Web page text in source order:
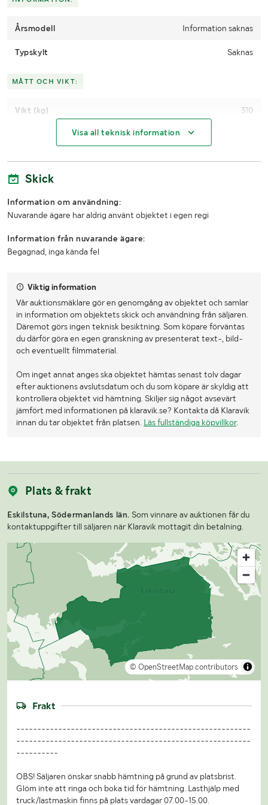
kg för företagskunder.
För prisförslag använd formuläret "Fraktförfrågan" som finns
--------------------------------------------------------
Årsmodell Information saknas
Typskylt Saknas
MÅTT OCH VIKT:
Vikt (kg) 310
Höjd
LASTHJÄLPSINFORMATION:
Lasthjälp med
Visa all teknisk information
Skick
Information om användning:
Nuvarande ägare har aldrig använt objektet i egen regi
Information från nuvarande ägare:
Begagnad, inga kända fel
Viktig information
Vår auktionsmäklare gör en genomgång av objektet och samlar
in information om objektets skick och användning från säljaren.
Däremot görs ingen teknisk besiktning. Som köpare förväntas
du därför göra en egen granskning av presenterat text-, bild-
och eventuellt filmmaterial.
Om inget annat anges ska objektet hämtas senast tolv dagar
efter auktionens avslutsdatum och du som köpare är skyldig att
kontrollera objektet vid hämtning. Skiljer sig något avsevärt
jämfört med informationen på klaravik.se? Kontakta då Klaravik
innan du tar objektet från platsen. Läs fullständiga köpvillkor.
Plats & frakt
Eskilstuna, Södermanlands län. Som vinnare av auktionen får du
kontaktuppgifter till säljaren när Klaravik mottagit din betalning.
© OpenStreetMap contributors
Frakt
--------------------------------------------------------
--------------------------------------------------------
----------
OBS! Säljaren önskar snabb hämtning på grund av platsbrist.
Glöm inte att ringa och boka tid för hämtning. Lasthjälp med
truck/lastmaskin finns på plats vardagar 07.00-15.00.